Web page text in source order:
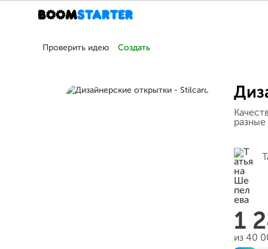
Проверить идею Создать
разные
1
из 40